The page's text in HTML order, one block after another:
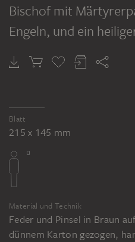
Bischof mit
Engeln, und ein
Blatt
215 x 145 mm
Material und Technik
Feder und Pinsel in Braun
dünnem Karton gezogen,